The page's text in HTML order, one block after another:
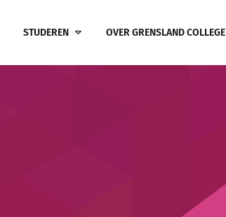
STUDEREN OVER GRENSLAND COLLEGE